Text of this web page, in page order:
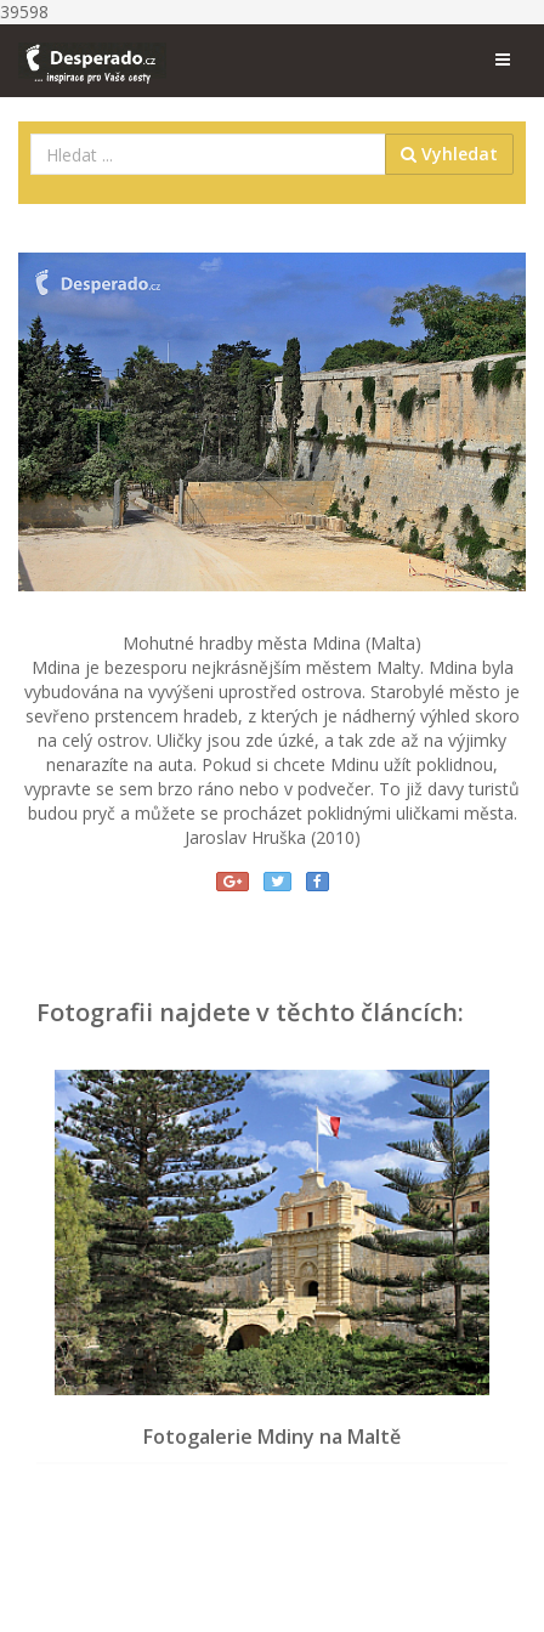
39598
Vyhledat
Mohutné hradby města Mdina (Malta)
Mdina je bezesporu nejkrásnějším městem Malty. Mdina byla
vybudována na vyvýšeni uprostřed ostrova. Starobylé město je
sevřeno prstencem hradeb, z kterých je nádherný výhled skoro
na celý ostrov. Uličky jsou zde úzké, a tak zde až na výjimky
nenarazíte na auta. Pokud si chcete Mdinu užít poklidnou,
vypravte se sem brzo ráno nebo v podvečer. To již davy turistů
budou pryč a můžete se procházet poklidnými uličkami města.
Jaroslav Hruška (2010)
Fotografii najdete v těchto článcích:
Fotogalerie Mdiny na Maltě